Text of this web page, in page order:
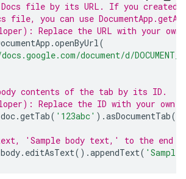
Docs file by its URL. If you created
file, you can use
Replace the URL with your own.
.openByUrl(
document/d/
contents of the tab by its ID.
Replace the ID with your own.
doc.getTab( '123abc' ).asDocumentTab().
'Sample body text,' to the end
body. editAsText().appendText(